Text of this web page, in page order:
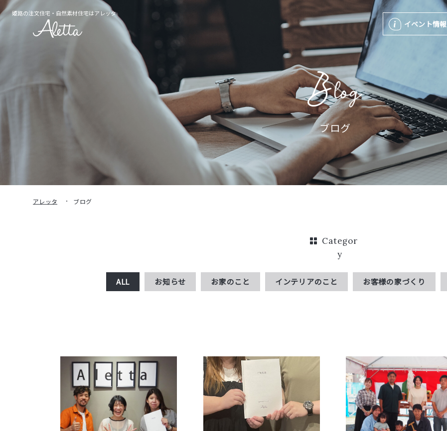
姫路の注文住宅・ 自然素材住宅はアレッタ
イベント情報
ブログ
アレッタ ブログ
Categor
y
ALL お知らせ お家のこと インテリアのこと お客様の家づくり